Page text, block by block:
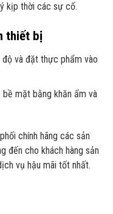
kịp thời các sự cố.
thiết bị
và đặt thực phẩm vào
mặt bằng khăn ẩm và
chính hãng các sản
đến cho khách hàng sản
vụ hậu mãi tốt nhất.